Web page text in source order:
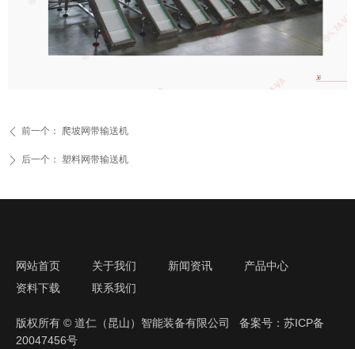
ꄴ 前一个： 爬坡网带输送机
ꄲ 后一个： 塑料网带输送机
网站首页 关于我们 新闻资讯
产品中心
资料下载
联系我们
版权所有 © 道仁（昆山）智能装备有限公司 备案号：苏ICP备
20047456号